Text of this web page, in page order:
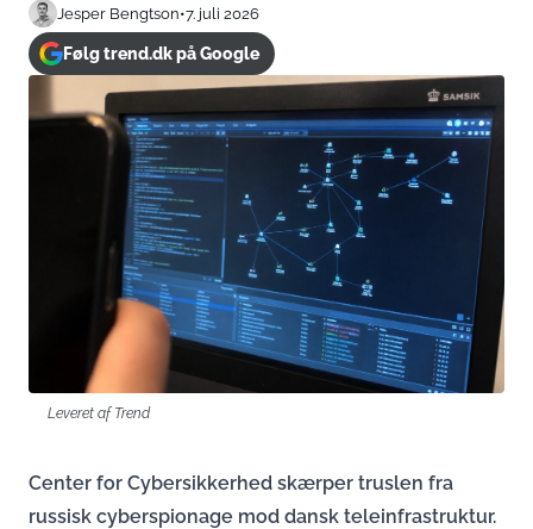
Jesper Bengtson•7. juli 2026
Følg trend.dk på Google
Leveret af Trend
Center for Cybersikkerhed skærper truslen fra
russisk cyberspionage mod dansk teleinfrastruktur.